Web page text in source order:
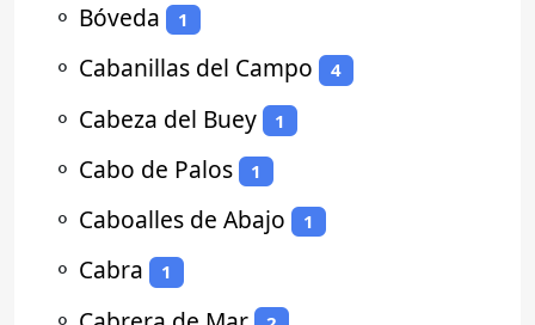
⚬ Bóveda 1
⚬ Cabanillas del Campo 4
⚬ Cabeza del Buey 1
⚬ Cabo de Palos 1
⚬ Caboalles de Abajo 1
⚬ Cabra 1